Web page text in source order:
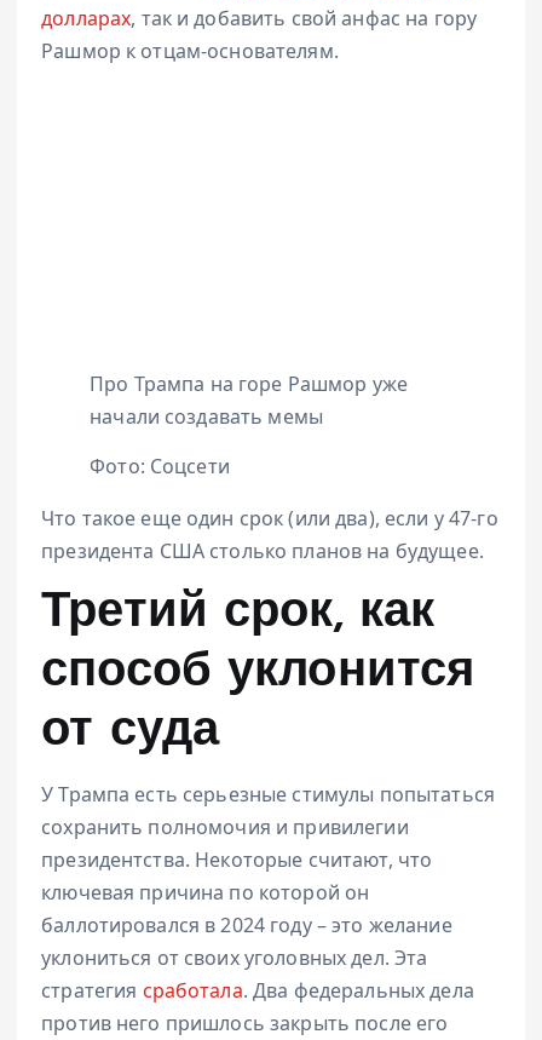
долларах, так и добавить свой анфас на гору
Рашмор к отцам-основателям.
Про Трампа на горе Рашмор уже
начали создавать мемы
Фото: Соцсети
Что такое еще один срок (или два), если у 47-го
президента США столько планов на будущее.
Третий срок, как
способ уклонится
от суда
У Трампа есть серьезные стимулы попытаться
сохранить полномочия и привилегии
президентства. Некоторые считают, что
ключевая причина по которой он
баллотировался в 2024 году – это желание
уклониться от своих уголовных дел. Эта
стратегия сработала. Два федеральных дела
против него пришлось закрыть после его